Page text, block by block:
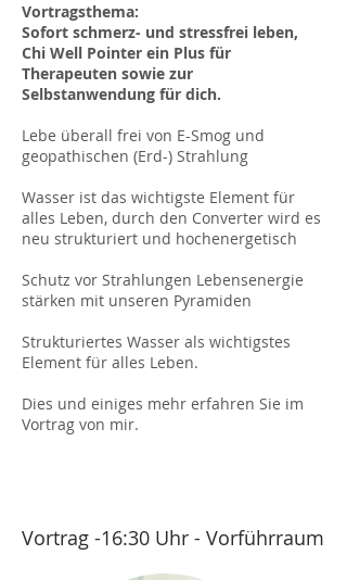
Vortragsthema:
Sofort schmerz- und stressfrei leben,
Chi Well Pointer ein Plus für
Therapeuten sowie zur
Selbstanwendung für dich.
Lebe überall frei von E-Smog und
geopathischen (Erd-) Strahlung
Wasser ist das wichtigste Element für
alles Leben, durch den Converter wird es
neu strukturiert und hochenergetisch
Schutz vor Strahlungen Lebensenergie
stärken mit unseren Pyramiden
Strukturiertes Wasser als wichtigstes
Element für alles Leben.
Dies und einiges mehr erfahren Sie im
Vortrag von mir.
Vortrag -16:30 Uhr - Vorführraum